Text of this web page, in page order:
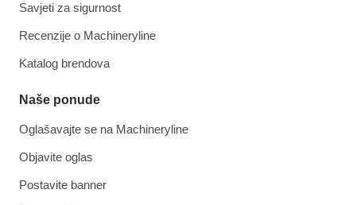
Savjeti za sigurnost
Recenzije o Machineryline
Katalog brendova
Naše ponude
Oglašavajte se na Machineryline
Objavite oglas
Postavite banner